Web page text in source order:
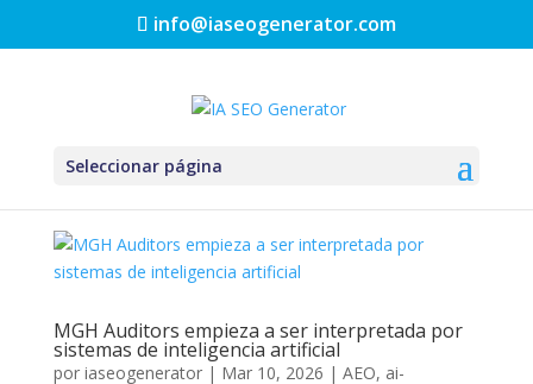
info@iaseogenerator.com
Seleccionar página
MGH Auditors empieza a ser interpretada por
sistemas de inteligencia artificial
por iaseogenerator| Mar 10, 2026 | AEO, ai-